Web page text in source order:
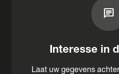
chat
Interesse in
Laat uw gegevens